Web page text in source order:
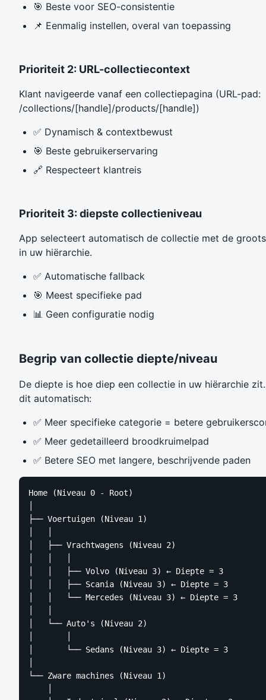
🎯 Beste voor SEO-consistentie
📌 Eenmalig instellen, overal van toepassing
Prioriteit 2: URL-collectiecontext
Klant navigeerde vanaf een collectiepagina (URL-pad:
/collections/[handle]/products/[handle])
✅ Dynamisch & contextbewust
🎯 Beste gebruikerservaring
🔗 Respecteert klantreis
Prioriteit 3: diepste collectieniveau
App selecteert automatisch de collectie met de
in uw hiërarchie.
✅ Automatische fallback
🎯 Meest specifieke pad
📊 Geen configuratie nodig
Begrip van collectie diepte/niveau
De diepte is hoe diep een collectie in uw hiërarchie
dit automatisch:
✅ Meer specifieke categorie = betere
✅ Meer gedetailleerd broodkruimelpad
✅ Betere SEO met langere, beschrijvende paden
Home (Niveau 0 - Root)
├── Voertuigen (Niveau 1)
│   ├── Vrachtwagens (Niveau 2)
│   │   ├── Volvo (Niveau 3) ← Diepte = 3
│   │   ├── Scania (Niveau 3) ← Diepte = 3
│   │   └── Mercedes (Niveau 3) ← Diepte = 3
│   └── Auto's (Niveau 2)
│       └── Sedans (Niveau 3) ← Diepte = 3
└── Zware machines (Niveau 1)